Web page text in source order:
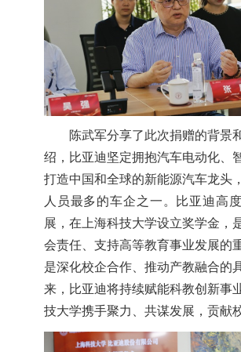
陈武军分享了此次捐赠的背景
绍，比亚迪坚定拥抱汽车电动化、
打造中国和全球的新能源汽车龙头
人员最多的车企之一。比亚迪高
展，在上海科技大学设立奖学金，
会责任、支持高等教育事业发展的
是深化校企合作、推动产教融合的
来，比亚迪将持续赋能科教创新事
技大学携手聚力、共谋发展，贡献